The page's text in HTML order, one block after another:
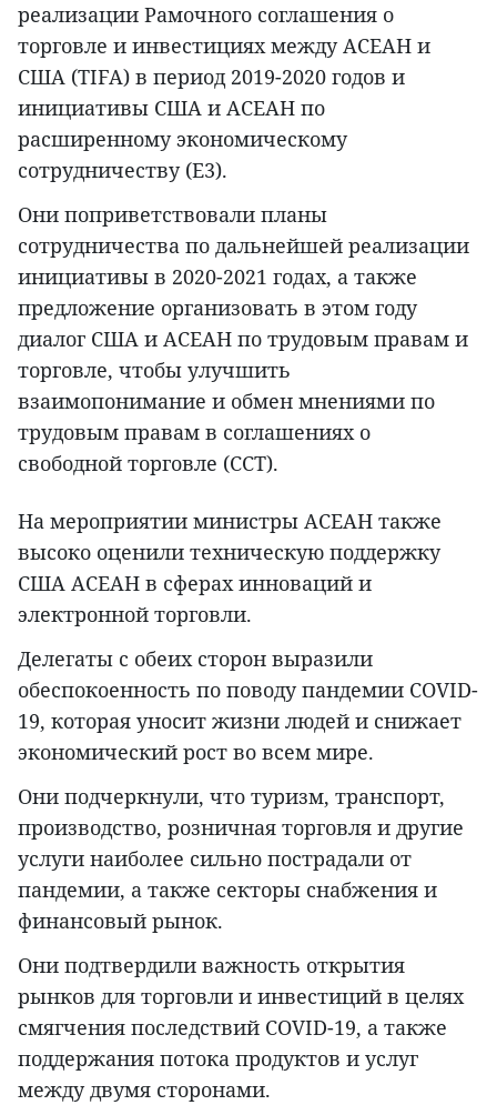
реализации Рамочного соглашения о
торговле и инвестициях между АСЕАН и
США (TIFA) в период 2019-2020 годов и
инициативы США и АСЕАН по
расширенному экономическому
сотрудничеству (E3).
Они поприветствовали планы
сотрудничества по дальнейшей реализации
инициативы в 2020-2021 годах, а также
предложение организовать в этом году
диалог США и АСЕАН по трудовым правам и
торговле, чтобы улучшить
взаимопонимание и обмен мнениями по
трудовым правам в соглашениях о
свободной торговле (ССТ).
На мероприятии министры АСЕАН также
высоко оценили техническую поддержку
США АСЕАН в сферах инноваций и
электронной торговли.
Делегаты с обеих сторон выразили
обеспокоенность по поводу пандемии COVID-
19, которая уносит жизни людей и снижает
экономический рост во всем мире.
Они подчеркнули, что туризм, транспорт,
производство, розничная торговля и другие
услуги наиболее сильно пострадали от
пандемии, а также секторы снабжения и
финансовый рынок.
Они подтвердили важность открытия
рынков для торговли и инвестиций в целях
смягчения последствий COVID-19, а также
поддержания потока продуктов и услуг
между двумя сторонами.